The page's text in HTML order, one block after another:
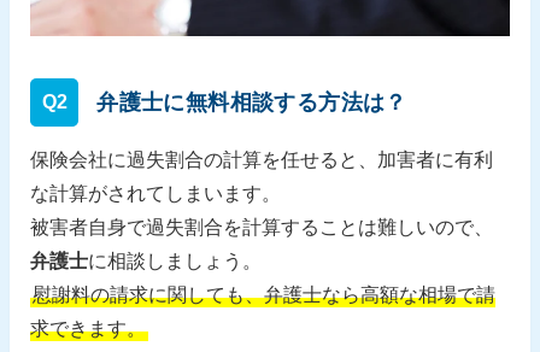
Q2 弁護士に無料相談する方法は？
保険会社に過失割合の計算を任せると、加害者に有利
な計算がされてしまいます。
被害者自身で過失割合を計算することは難しいので、
弁護士に相談しましょう。
慰謝料の請求に関しても、弁護士なら高額な相場で請
求できます。